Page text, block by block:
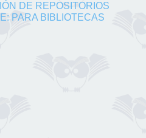
DE REPOSITORIOS
PARA BIBLIOTECAS